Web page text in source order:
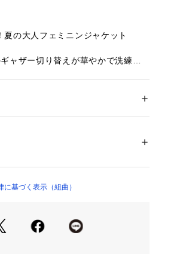
夏の大人フェミニンジャケット
ャザー切り替えが華やかで洗練さ
ややゆとりのあるシルエットで、コ
ンツやスカートと合わせてセットア
としても活躍してくれるアイテムで
の細いネップ糸を使用しリネンの
。・ストレッチ性もあり汎用性の高
まで手洗い可 塩素系漂白不可 タンブル乾
いウェットクリーニング可
基づく表示（組曲）